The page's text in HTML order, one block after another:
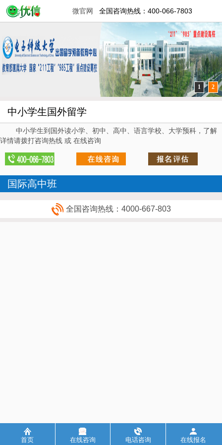
微官网 全国咨询热线：400-066-7803
1 2
中小学生国外留学
中小学生到国外读小学、初中、高中、语言学校、大学预科，了解
详情请拨打咨询热线 或 在线咨询
国际高中班
全国咨询热线：4000-667-803
首页 在线咨询 电话咨询 在线报名